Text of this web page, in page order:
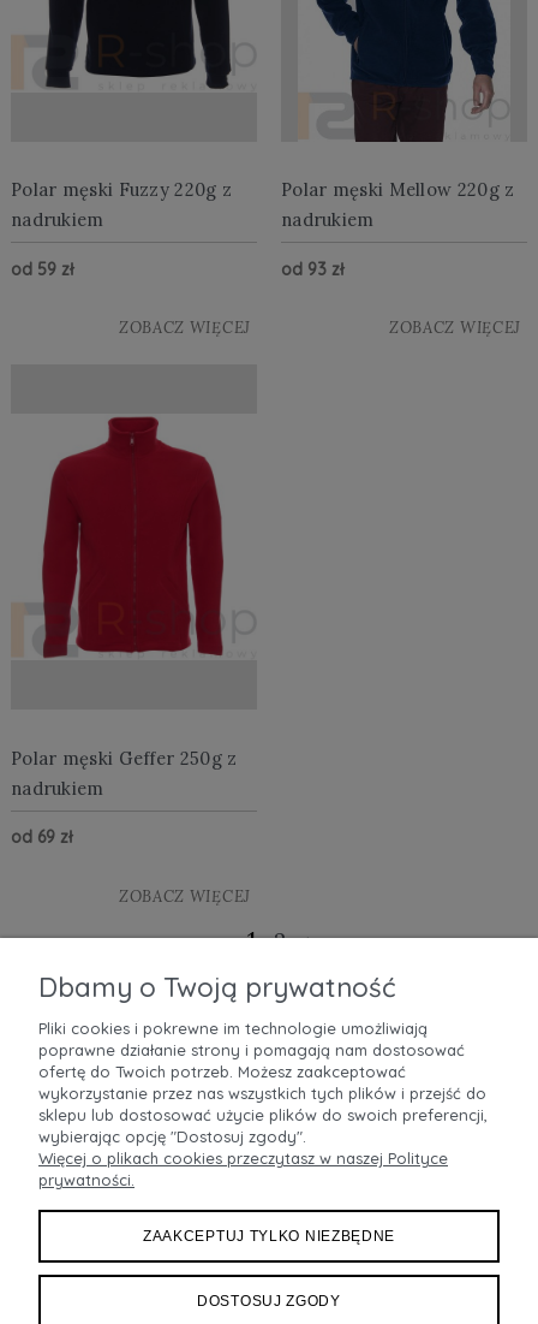
Polar męski Fuzzy 220g z
nadrukiem
od 59 zł
ZOBACZ WIĘCEJ
Polar męski Mellow 220g z
nadrukiem
od 93 zł
ZOBACZ WIĘCEJ
Polar męski Geffer 250g z
nadrukiem
od 69 zł
ZOBACZ WIĘCEJ
« 1 2 »
POMOC
MOJE KONTO
INFORMACJE
O NAS
Dbamy o Twoją prywatność
Pliki cookies i pokrewne im technologie umożliwiają
poprawne działanie strony i pomagają nam dostosować
ofertę do Twoich potrzeb. Możesz zaakceptować
wykorzystanie przez nas wszystkich tych plików i przejść do
sklepu lub dostosować użycie plików do swoich preferencji,
wybierając opcję "Dostosuj zgody".
Więcej o plikach cookies przeczytasz w naszej Polityce
prywatności.
ZAAKCEPTUJ TYLKO NIEZBĘDNE
DOSTOSUJ ZGODY